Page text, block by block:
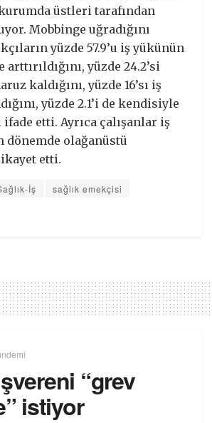
kurumda üstleri tarafından
Mobbinge uğradığını
yüzde 57.9’u iş yükünün
yüzde 24.2’si
kaldığını, yüzde 16’sı iş
yüzde 2.1’i de kendisiyle
etti. Ayrıca çalışanlar iş
olağanüstü
etti.
İş sağlık emekçisi
“grev
istiyor